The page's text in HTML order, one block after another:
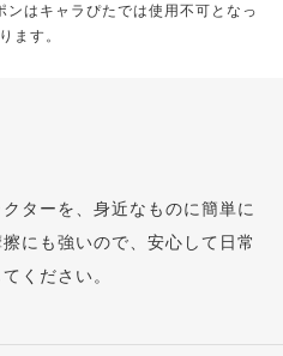
ンはキャラぴたでは使用不可となっ
ます。
ターを、身近なものに簡単に
にも強いので、安心して日常
ください。